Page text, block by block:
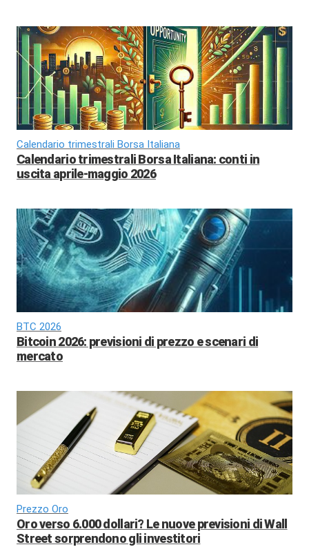
Calendario trimestrali Borsa Italiana
Calendario trimestrali Borsa Italiana: conti in
uscita aprile-maggio 2026
BTC 2026
Bitcoin 2026: previsioni di prezzo e scenari di
mercato
Prezzo Oro
Oro verso 6.000 dollari? Le nuove previsioni di Wall
Street sorprendono gli investitori